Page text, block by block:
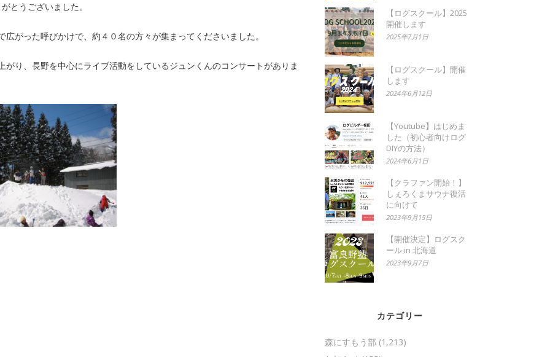
とうございました。
がった呼びかけで、約４０名の方々が集まってくださいました。
り、長野を中心にライブ活動をしているジュンくんのコンサートがありま
【ログスクール】2025
開催します
2025年7月1日
【ログスクール】開催
します
2024年6月12日
【Youtube】はじめま
した（初心者向けログ
DIYの方法）
2024年6月1日
【クラファン開始！】
しぇろくまサウナ復活
に向けて
2023年9月15日
【開催決定】ログスク
ール in 北海道
2023年9月7日
カテゴリー
森にすもう部 (1,213)